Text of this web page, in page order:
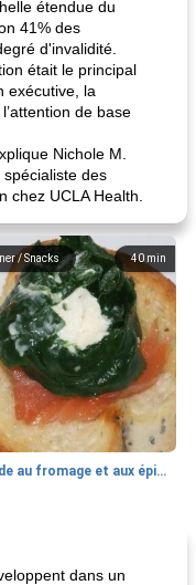
étendue du
41% des
d'invalidité.
était le principal
exécutive, la
de base
Nichole M.
des
chez UCLA Health.
40 min
/ Snacks
roulade au fromage et aux épinards
dans un